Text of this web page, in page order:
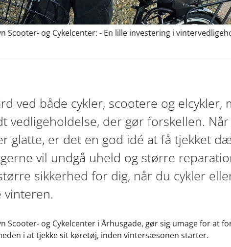
Scooter- og Cykelcenter: - En lille investering i
ved både cykler, scootere og elcykler,
vedligeholdelse, der gør forskellen.
glatte, er det en god idé at få tjekket
vil undgå uheld og større
sikkerhed for dig, når du cykler
vinteren.
Scooter- og Cykelcenter i Århusgade, gør sig umage for at
i at tjekke sit køretøj, inden vintersæsonen starter.